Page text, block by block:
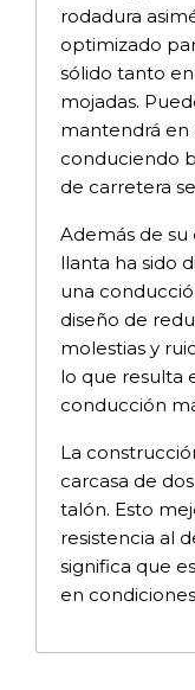
rodadura
optimizado
sólido tanto
mojadas.
mantendrá en
conduciendo
de carretera
Además de
llanta ha sido
una
diseño de
molestias y
lo que resulta
conducción
La
carcasa de
talón. Esto
resistencia al
significa que
en